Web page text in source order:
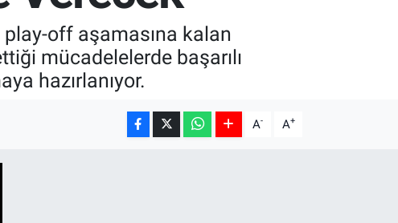
off aşamasına kalan
mücadelelerde başarılı
hazırlanıyor.
A- A+